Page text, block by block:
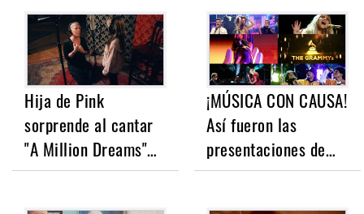
Hija de Pink
sorprende al cantar
"A Million Dreams"…
¡MÚSICA CON CAUSA!
Así fueron las
presentaciones de…